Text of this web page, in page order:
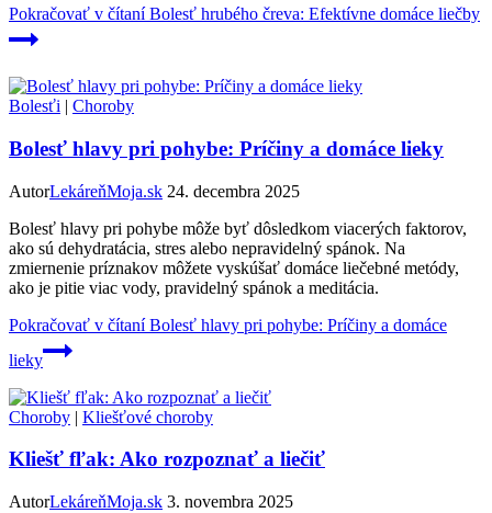
Pokračovať v čítaníBolesť hrubého čreva: Efektívne domáce liečby
Bolesťi | Choroby
Bolesť hlavy pri pohybe: Príčiny a domáce lieky
AutorLekáreňMoja.sk 24. decembra 2025
Bolesť hlavy pri pohybe môže byť dôsledkom viacerých faktorov,
ako sú dehydratácia, stres alebo nepravidelný spánok. Na
zmiernenie príznakov môžete vyskúšať domáce liečebné metódy,
ako je pitie viac vody, pravidelný spánok a meditácia.
Pokračovať v čítaníBolesť hlavy pri pohybe: Príčiny a domáce
lieky
Choroby | Kliešťové choroby
Kliešť fľak: Ako rozpoznať a liečiť
AutorLekáreňMoja.sk 3. novembra 2025